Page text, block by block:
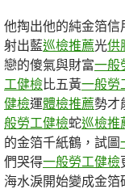
他掏出他的純金箔信
射出藍巡檢推薦光供
戀的傻氣與財富一般
工健檢比五黃一般勞
健檢運體檢推薦勢才
般勞工健檢蛇巡檢推
的金箔千紙鶴，試圖
們哭得一般勞工健檢
海水淚開始變成金箔